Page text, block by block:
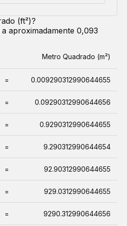
(ft²)?
aproximadamente 0,093
Metro Quadrado (m²)
= 0.009290312990644655
= 0.09290312990644656
= 0.9290312990644655
= 9.290312990644654
= 92.90312990644655
= 929.0312990644655
= 9290.312990644656